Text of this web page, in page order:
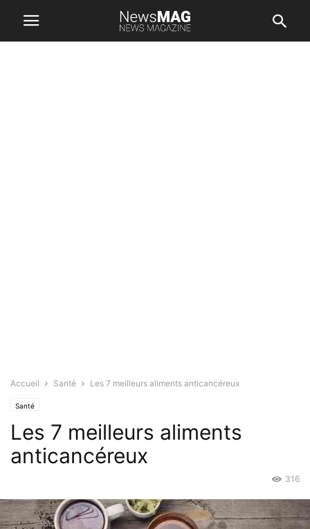
Accueil Santé Les 7 meilleurs aliments anticancéreux
Santé
Les 7 meilleurs aliments
anticancéreux
316